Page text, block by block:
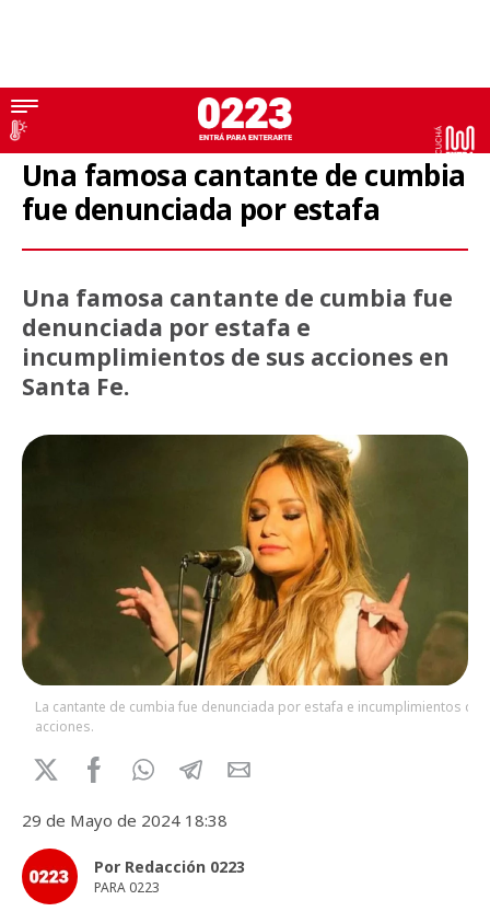
Karina La Princesita
Una famosa cantante de cumbia
fue denunciada por estafa
Una famosa cantante de cumbia fue
denunciada por estafa e
incumplimientos de sus acciones en
Santa Fe.
La cantante de cumbia fue denunciada por estafa e incumplimientos de
acciones.
29 de Mayo de 2024 18:38
Por Redacción 0223
PARA 0223